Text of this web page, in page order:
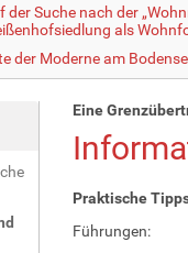
der Suche nach der
als
der Moderne am
Eine
Praktische
Führungen: